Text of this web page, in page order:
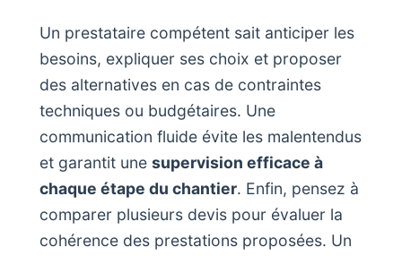
Un prestataire compétent sait anticiper les
besoins, expliquer ses choix et proposer
des alternatives en cas de contraintes
techniques ou budgétaires. Une
communication fluide évite les malentendus
et garantit une supervision efficace à
chaque étape du chantier. Enfin, pensez à
comparer plusieurs devis pour évaluer la
cohérence des prestations proposées. Un